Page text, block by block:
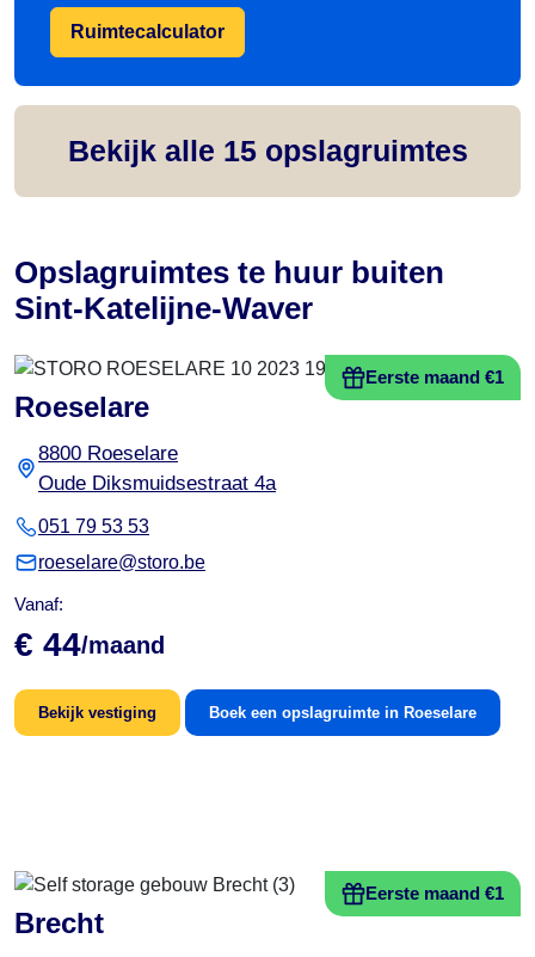
Ruimtecalculator
Bekijk alle 15opslagruimtes
Opslagruimtes te huur buiten
Sint-Katelijne-Waver
Eerste maand €1
Roeselare
8800 Roeselare
Oude Diksmuidsestraat 4a
051 79 53 53
roeselare@storo.be
Vanaf:
€ 44/maand
Bekijk vestiging Boek een opslagruimte in Roeselare
Eerste maand €1
Brecht